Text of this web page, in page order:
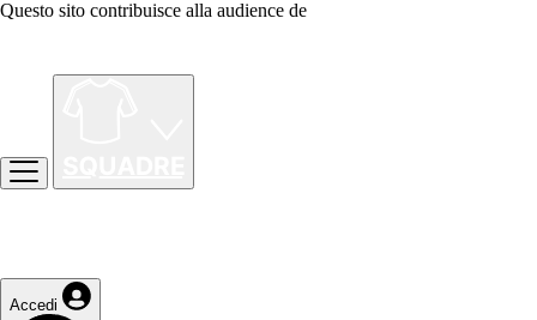
Questo sito contribuisce alla audience de
Accedi